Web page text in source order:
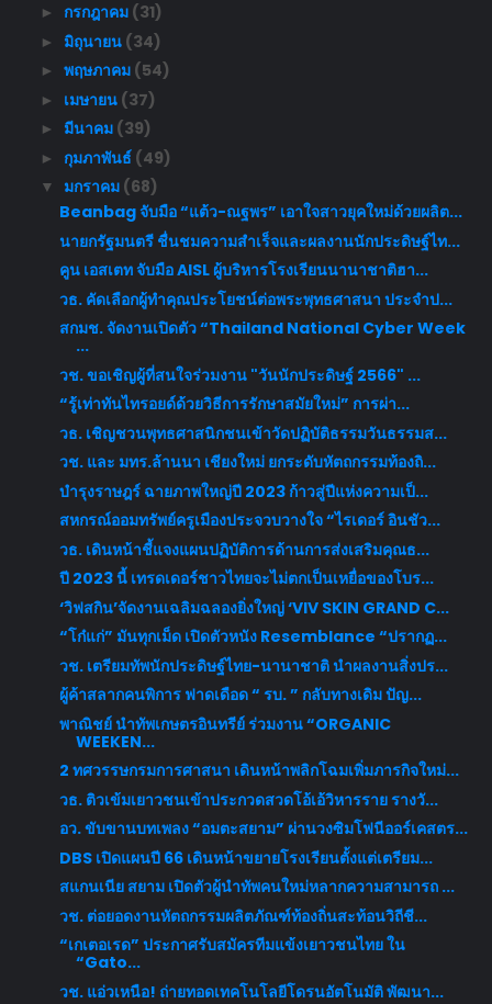
► กรกฎาคม (31)
► มิถุนายน (34)
► พฤษภาคม (54)
► เมษายน (37)
► มีนาคม (39)
► กุมภาพันธ์ (49)
▼ มกราคม (68)
Beanbag จับมือ “แต้ว-ณฐพร” เอาใจสาวยุคใหม่ด้วยผลิต...
นายกรัฐมนตรี ชื่นชมความสำเร็จและผลงานนักประดิษฐ์ไท...
คูน เอสเตท จับมือ AISL ผู้บริหารโรงเรียนนานาชาติฮา...
วธ. คัดเลือกผู้ทำคุณประโยชน์ต่อพระพุทธศาสนา ประจำป...
สกมช. จัดงานเปิดตัว “Thailand National Cyber Week
...
วช. ขอเชิญผู้ที่สนใจร่วมงาน "วันนักประดิษฐ์ 2566" ...
“รู้เท่าทันไทรอยด์ด้วยวิธีการรักษาสมัยใหม่” การผ่า...
​วธ. เชิญชวนพุทธศาสนิกชนเข้าวัดปฏิบัติธรรมวันธรรมส...
วช. และ มทร.ล้านนา เชียงใหม่ ยกระดับหัตถกรรมท้องถิ...
บำรุงราษฎร์ ฉายภาพใหญ่ปี 2023 ก้าวสู่ปีแห่งความเป็...
สหกรณ์ออมทรัพย์ครูเมืองประจวบวางใจ “ไรเดอร์ อินชัว...
วธ. เดินหน้าชี้แจงแผนปฏิบัติการด้านการส่งเสริมคุณธ...
ปี 2023 นี้ เทรดเดอร์ชาวไทยจะไม่ตกเป็นเหยื่อของโบร...
‘วิฟสกิน’จัดงานเฉลิมฉลองยิ่งใหญ่ ‘VIV SKIN GRAND C...
“โก๋แก่” มันทุกเม็ด เปิดตัวหนัง Resemblance “ปรากฏ...
วช. เตรียมทัพนักประดิษฐ์ไทย-นานาชาติ นำผลงานสิ่งปร...
ผู้ค้าสลากคนพิการ ฟาดเดือด “ รบ. ” กลับทางเดิม ปัญ...
พาณิชย์ นำทัพเกษตรอินทรีย์ ร่วมงาน “ORGANIC
WEEKEN...
2 ทศวรรษกรมการศาสนา เดินหน้าพลิกโฉมเพิ่มภารกิจใหม่...
วธ. ติวเข้มเยาวชนเข้าประกวดสวดโอ้เอ้วิหารราย รางวั...
อว. ขับขานบทเพลง “อมตะสยาม” ผ่านวงซิมโฟนีออร์เคสตร...
DBS เปิดแผนปี 66 เดินหน้าขยายโรงเรียนตั้งแต่เตรียม...
สแกนเนีย สยาม เปิดตัวผู้นำทัพคนใหม่หลากความสามารถ ...
วช. ต่อยอดงานหัตถกรรมผลิตภัณฑ์ท้องถิ่นสะท้อนวิถีชี...
“เกเตอเรด” ประกาศรับสมัครทีมแข้งเยาวชนไทย ใน
“Gato...
วช. แอ่วเหนือ! ถ่ายทอดเทคโนโลยีโดรนอัตโนมัติ พัฒนา...